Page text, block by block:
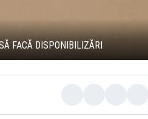
FACĂ DISPONIBILIZĂRI